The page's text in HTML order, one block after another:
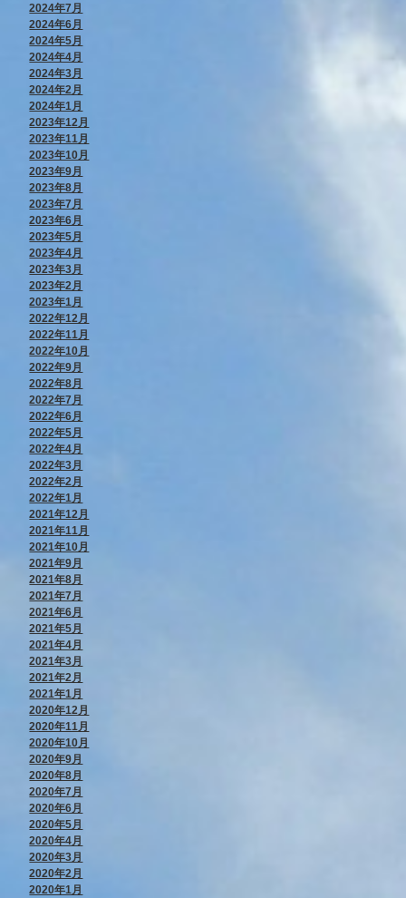
2024年7月
2024年6月
2024年5月
2024年4月
2024年3月
2024年2月
2024年1月
2023年12月
2023年11月
2023年10月
2023年9月
2023年8月
2023年7月
2023年6月
2023年5月
2023年4月
2023年3月
2023年2月
2023年1月
2022年12月
2022年11月
2022年10月
2022年9月
2022年8月
2022年7月
2022年6月
2022年5月
2022年4月
2022年3月
2022年2月
2022年1月
2021年12月
2021年11月
2021年10月
2021年9月
2021年8月
2021年7月
2021年6月
2021年5月
2021年4月
2021年3月
2021年2月
2021年1月
2020年12月
2020年11月
2020年10月
2020年9月
2020年8月
2020年7月
2020年6月
2020年5月
2020年4月
2020年3月
2020年2月
2020年1月